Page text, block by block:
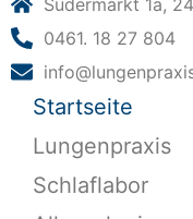
Südermarkt 1a,
0461. 18 27 804
Startseite
Lungenpraxis
Schlaflabor